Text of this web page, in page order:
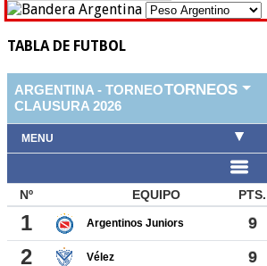
TABLA DE FUTBOL